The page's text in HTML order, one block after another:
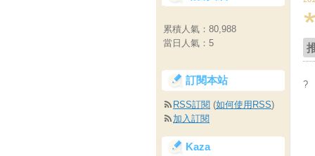
?
累積人氣： 80,988
當日人氣： 5
訂閱本站
RSS訂閱 (如何使用RSS)
加入訂閱
Kaza